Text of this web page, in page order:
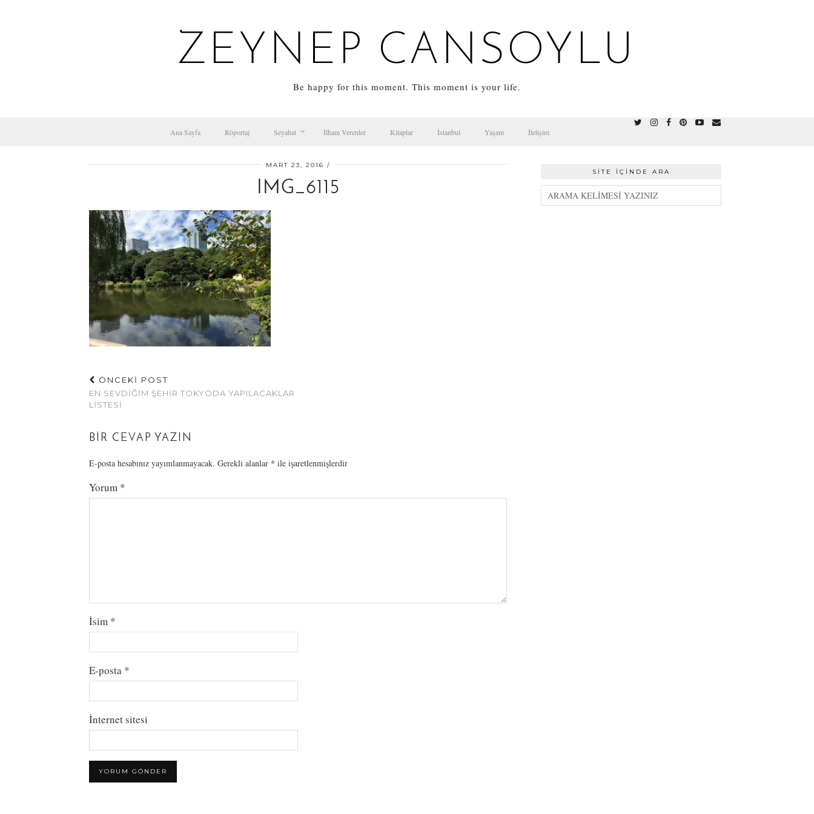
ZEYNEP CANSOYLU
Be happy for this moment. This moment is your life.
Ana Sayfa Röportaj Seyahat İlham Verenler Kitaplar İstanbul Yaşam İletişim
MART 23, 2016
IMG_6115
ÖNCEKİ POST
EN SEVDIĞIM ŞEHIR TOKYODA YAPILACAKLAR
LISTESI
BIR CEVAP YAZIN
E-posta hesabınız yayımlanmayacak. Gerekli alanlar * ile işaretlenmişlerdir
Yorum *
İsim *
E-posta *
İnternet sitesi
SITE İÇINDE ARA